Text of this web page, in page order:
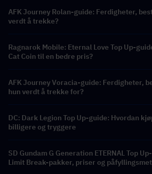
AFK Journey Rolan-guide: Ferdigheter,
verdt å trekke?
Ragnarok Mobile: Eternal Love Top Up-
Cat Coin til en bedre pris?
AFK Journey Voracia-guide: Ferdigheter,
hun verdt å trekke for?
DC: Dark Legion Top Up-guide: Hvordan
billigere og tryggere
SD Gundam G Generation ETERNAL Top
Limit Break-pakker, priser og